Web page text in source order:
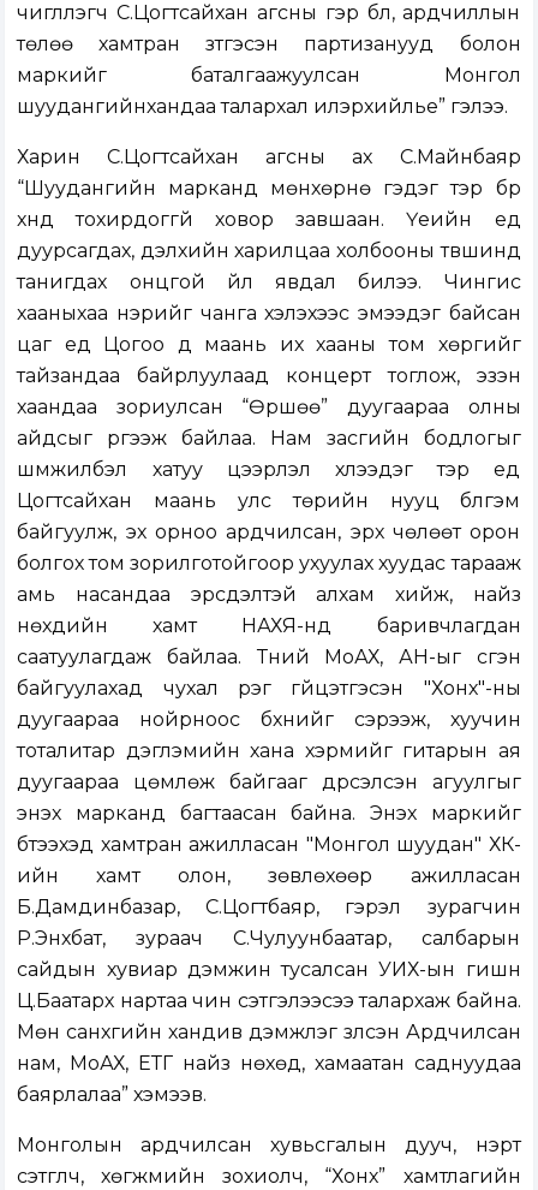
чиглүүлэгч С.Цогтсайхан агсны гэр бүл, ардчиллын
төлөө хамтран зүтгэсэн партизанууд болон
маркийг баталгаажуулсан Монгол
шуудангийнхандаа талархал илэрхийлье” гэлээ.
Харин С.Цогтсайхан агсны ах С.Майнбаяр
“Шуудангийн марканд мөнхөрнө гэдэг тэр бүр
хүнд тохирдоггүй ховор завшаан. Үеийн үед
дуурсагдах, дэлхийн харилцаа холбооны түвшинд
танигдах онцгой үйл явдал билээ. Чингис
хааныхаа нэрийг чанга хэлэхээс эмээдэг байсан
цаг үед Цогоо дүү маань их хааны том хөргийг
тайзандаа байрлуулаад концерт тоглож, эзэн
хаандаа зориулсан “Өршөө” дуугаараа олны
айдсыг үргээж байлаа. Нам засгийн бодлогыг
шүүмжилбэл хатуу цээрлэл хүлээдэг тэр үед
Цогтсайхан маань улс төрийн нууц бүлгэм
байгуулж, эх орноо ардчилсан, эрх чөлөөт орон
болгох том зорилготойгоор ухуулах хуудас тарааж
амь насандаа эрсдэлтэй алхам хийж, найз
нөхдийн хамт НАХЯ-нд баривчлагдан
саатуулагдаж байлаа. Түүний МоАХ, АН-ыг үүсгэн
байгуулахад чухал үүрэг гүйцэтгэсэн "Хонх"-ны
дуугаараа нойрноос бүхнийг сэрээж, хуучин
тоталитар дэглэмийн хана хэрмийг гитарын ая
дуугаараа цөмлөж байгааг дүрсэлсэн агуулгыг
энэхүү марканд багтаасан байна. Энэхүү маркийг
бүтээхэд хамтран ажилласан "Монгол шуудан" ХК-
ийн хамт олон, зөвлөхөөр ажилласан
Б.Дамдинбазар, С.Цогтбаяр, гэрэл зурагчин
Р.Энхбат, зураач С.Чулуунбаатар, салбарын
сайдын хувиар дэмжин тусалсан УИХ-ын гишүүн
Ц.Баатархүү нартаа чин сэтгэлээсээ талархаж байна.
Мөн санхүүгийн хандив дэмжлэг үзүүлсэн Ардчилсан
нам, МоАХ, ЕТГ найз нөхөд, хамаатан саднуудаа
баярлалаа” хэмээв.
Монголын ардчилсан хувьсгалын дууч, нэрт
сэтгүүлч, хөгжмийн зохиолч, “Хонх” хамтлагийн